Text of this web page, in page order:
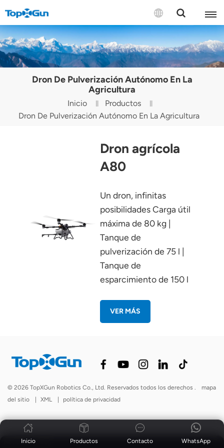
CONTÁCTENOS
English
Español
Русский
Português(Brasil)
Tiếng Việt
Dron De Pulverización Autónomo En La
Agricultura
Inicio
Productos
Dron De Pulverización Autónomo En La Agricultura
Dron agrícola
A80
Un dron, infinitas
posibilidades Carga útil
máxima de 80 kg |
Tanque de
pulverización de 75 l |
Tanque de
esparcimiento de 150 l
VER MÁS
Noticias |
© 2026 TopXGun Robotics Co., Ltd. Reservados todos los derechos .
mapa
del sitio
| XML | política de privacidad
Inicio Productos WhatsApp
Contacto